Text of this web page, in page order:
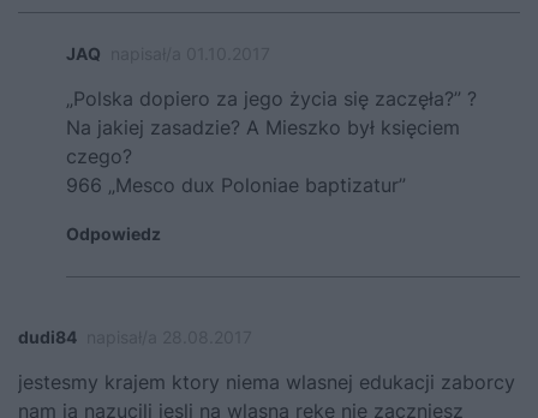
JAQ
„Polska dopiero za jego życia się zaczęła?” ?
Na jakiej zasadzie? A Mieszko był księciem
czego?
966 „Mesco dux Poloniae baptizatur”
Odpowiedz
dudi84
jestesmy krajem ktory niema wlasnej edukacji zaborcy
nam ją nazucili jesli na wlasną reke nie zaczniesz